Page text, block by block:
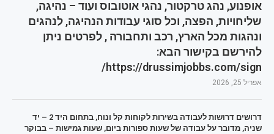
אופנוע, נהג טרקטור, נהגי אוטובוס ועוד – נהיגה,
שליחויות, הפצה, וכל סוגי עבודות הנהיגה, לנהגים
ונהגות מכל הארץ, רכב ותחבורה , לפרטים ניתן
להירשם בקישור הבא:
https://drussimjobbs.com/sign/
אפריל 25, 2026
דרושים דרושות לעבודה בשירות לקוחות קל ונוח, בתחום היד 2 – יד
שניה, מדובר על עבודה של שעות ספורות ביום, שעות גמישות – בבוקר